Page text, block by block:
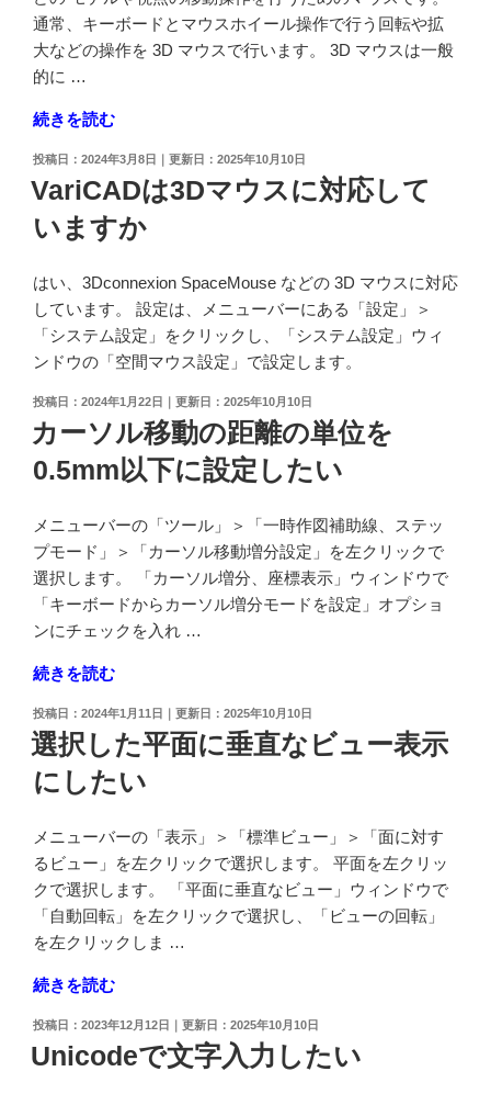
線
を
非
示
に
た
い"
通常、キーボードとマウスホイール操作で行う回転や拡
大などの操作を 3D マウスで行います。 3D マウスは一般
的に …
"3D
ウ
ス
と
何
で
す
か、
ん
な
マ
で
す
か"
続きを読む
投
日:
2024年3月8日 2025年10月10日
VariCADは3Dマウスに対応して
いますか
はい、3Dconnexion SpaceMouse などの 3D マウスに対応
しています。 設定は、メニューバーにある「設定」＞
「システム設定」をクリックし、「システム設定」ウィ
ンドウの「空間マウス設定」で設定します。
投
稿
日:
2024年1月22日 2025年10月10日
カーソル移動の距離の単位を
0.5mm以下に設定したい
メニューバーの「ツール」＞「一時作図補助線、ステッ
プモード」＞「カーソル移動増分設定」を左クリックで
選択します。 「カーソル増分、座標表示」ウィンドウで
「キーボードからカーソル増分モードを設定」オプショ
ンにチェックを入れ …
"カ
ソ
ル
移
の
距
離
の
単
を
0.5mm
下
続きを読む
投
稿
日:
2024年1月11日 2025年10月10日
選択した平面に垂直なビュー表示
にしたい
メニューバーの「表示」＞「標準ビュー」＞「面に対す
るビュー」を左クリックで選択します。 平面を左クリッ
クで選択します。 「平面に垂直なビュー」ウィンドウで
「自動回転」を左クリックで選択し、「ビューの回転」
を左クリックしま …
"選
し
た
続きを読む
投
日:
2023年12月12日 2025年10月10日
Unicodeで文字入力したい